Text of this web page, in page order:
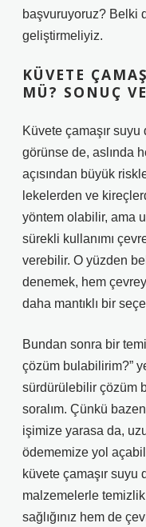
başvuruyoruz? Belki
geliştirmeliyiz.
KÜVETE
MÜ? SONUÇ
Küvete çamaşır suyu
görünse de, aslında
açısından büyük
lekelerden ve
yöntem olabilir, ama
sürekli kullanımı
verebilir. O yüzden
denemek, hem
daha mantıklı bir
Bundan sonra bir
çözüm bulabilirim?”
sürdürülebilir çözüm
soralım. Çünkü
işimize yarasa da,
ödememize yol
küvete çamaşır suyu
malzemelerle
sağlığınız hem de